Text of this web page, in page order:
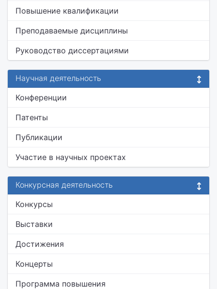
Повышение квалификации
Преподаваемые дисциплины
Руководство диссертациями
Научная деятельность
Конференции
Патенты
Публикации
Участие в научных проектах
Конкурсная деятельность
Конкурсы
Выставки
Достижения
Концерты
Программа повышения